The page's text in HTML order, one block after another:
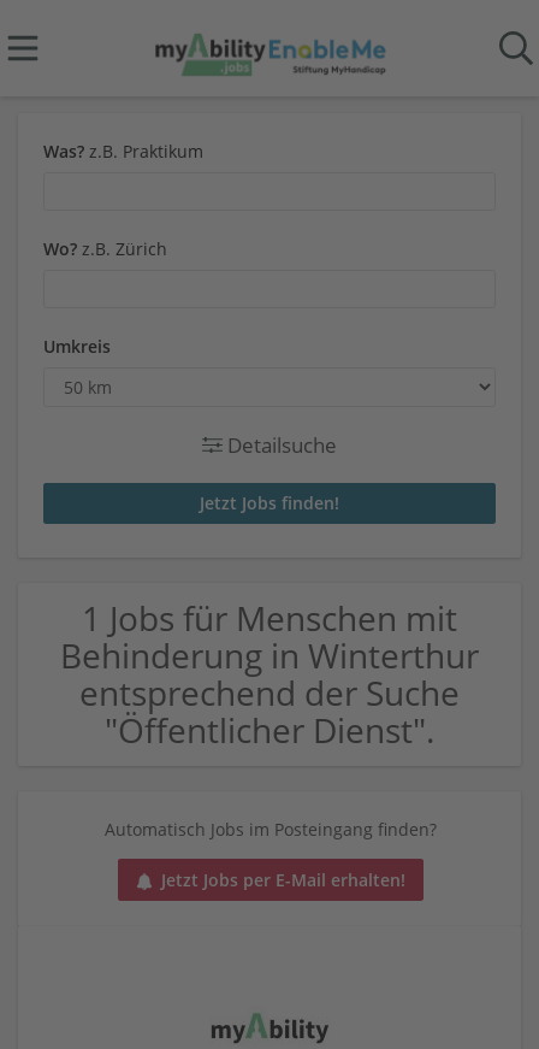
Was? z.B. Praktikum
Wo? z.B. Zürich
Umkreis
Detailsuche
1 Jobs für Menschen mit
Behinderung in Winterthur
entsprechend der Suche
"Öffentlicher Dienst".
Automatisch Jobs im Posteingang finden?
Jetzt Jobs per E-Mail erhalten!